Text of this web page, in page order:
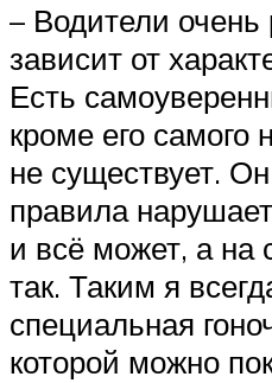
– Водители очень
зависит от
Есть
кроме его самого
не существует.
правила
и всё может, а на
так. Таким я
специальная
которой можно